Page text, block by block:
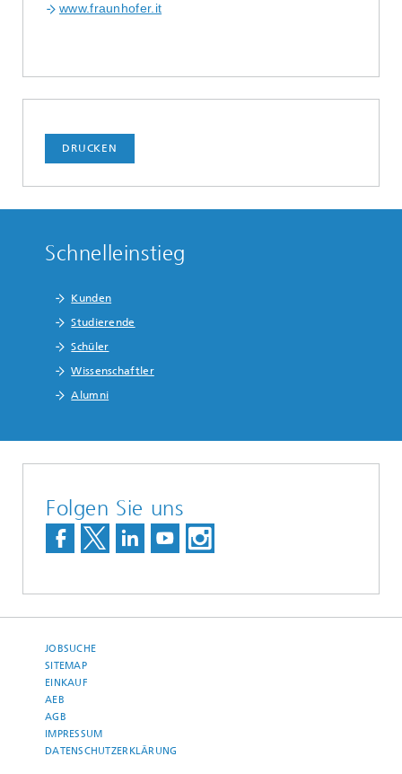
www.fraunhofer.it
DRUCKEN
Schnelleinstieg
Kunden
Studierende
Schüler
Wissenschaftler
Alumni
Folgen Sie uns
JOBSUCHE
SITEMAP
EINKAUF
AEB
AGB
IMPRESSUM
DATENSCHUTZERKLÄRUNG